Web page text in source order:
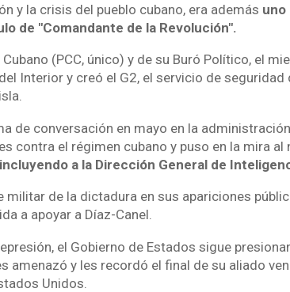
y la crisis del pueblo cubano, era además uno
de "Comandante de la Revolución".
(PCC, único) y de su Buró Político, el
Interior y creó el G2, el servicio de seguridad
de conversación en mayo en la
contra el régimen cubano y puso en la mira al
incluyendo a la Dirección General de
de la dictadura en sus apariciones
a apoyar a Díaz-Canel.
el Gobierno de Estados sigue
amenazó y les recordó el final de su aliado
Unidos.